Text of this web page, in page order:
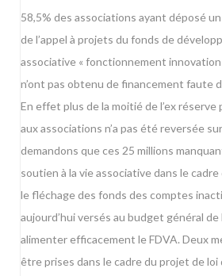
58,5% des associations ayant déposé
de l’appel à projets du fonds de
associative « fonctionnement innovation
n’ont pas obtenu de financement faute
En effet plus de la moitié de l’ex
aux associations n’a pas été reversée
demandons que ces 25 millions
soutien à la vie associative dans le cadre
le fléchage des fonds des comptes
aujourd’hui versés au budget général
alimenter efficacement le FDVA. Deux
être prises dans le cadre du projet de loi